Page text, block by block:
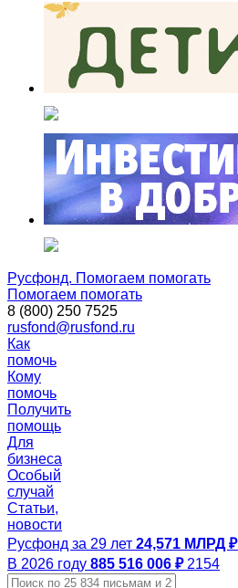
Русфонд. Помогаем помогать
Помогаем помогать
8 (800) 250 7525
rusfond@rusfond.ru
Как
помочь
Кому
помочь
Получить
помощь
Для
бизнеса
Особый
случай
Статьи,
новости
Русфонд за 29 лет 24,571 МЛРД ₽
В 2026 году 885 516 006 ₽ 2154